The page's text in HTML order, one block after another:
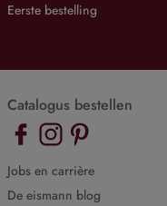
Eerste bestelling
Catalogus bestellen
Jobs en carrière
De eismann blog